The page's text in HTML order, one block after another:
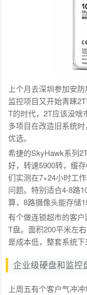
上个月去深圳参加安
监控项目又开始青睐
T的时代，2T应该没啥
多项目在改造旧系统
优选。
希捷的SkyHawk系列
好，转速5900转，缓
们实测在7×24小时工
问题。特别适合4-8路
算，8路摄像头能存储
有个做连锁超市的客
T盘。面积200平米左
是成本低，整套系统下
企业级硬盘和监控
上周五有个客户气冲